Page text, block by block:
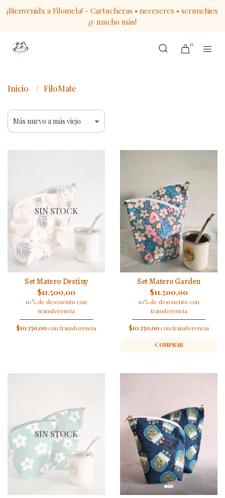
¡Bienvenidx a Filomela! - Cartucheras • neceseres • scrunchies
¡y mucho más!
0
Inicio FiloMate
SIN STOCK
Set Matero Destiny
$11.500,00
10% de descuento con
transferencia
$10.350,00con transferencia
Set Matero Garden
$11.500,00
10% de descuento con
transferencia
$10.350,00con transferencia
COMPRAR
SIN STOCK